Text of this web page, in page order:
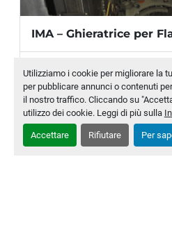
Utilizziamo i cookie per migliorare la
per pubblicare annunci o contenuti
il nostro traffico. Cliccando su
utilizzo dei cookie. Leggi di più sulla
Accettare Rifiutare Per
IMA – Ghieratrice per
Modello
Numero di magazzino